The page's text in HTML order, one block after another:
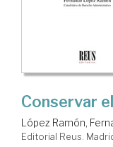
Conservar
López Ramón,
Editorial Reus.